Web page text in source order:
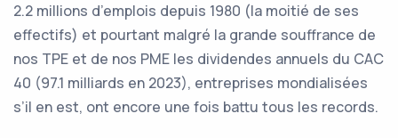
2.2 millions d’emplois depuis 1980 (la moitié de ses
effectifs) et pourtant malgré la grande souffrance de
nos TPE et de nos PME les dividendes annuels du CAC
40 (97.1 milliards en 2023), entreprises mondialisées
s’il en est, ont encore une fois battu tous les records.